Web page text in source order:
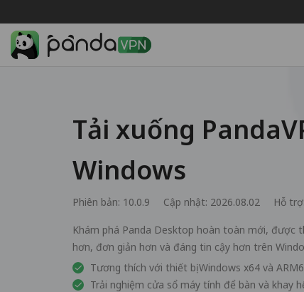
Tải xuống
Windows
Phiên bản: 10.0.9 Cập nhật: 2026.08.02 Hỗ trợ:
Khám phá Panda Desktop hoàn toàn mới, được
hơn, đơn giản hơn và đáng tin cậy hơn trên
Tương thích với thiết bị Windows x64 và
Trải nghiệm cửa sổ máy tính để bàn và khay